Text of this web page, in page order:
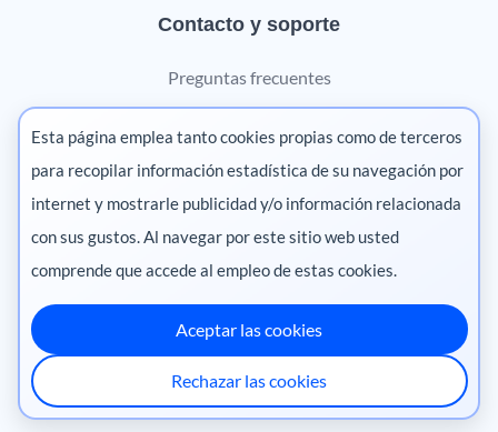
Contacto y soporte
Preguntas frecuentes
Contáctanos
Marketing digital
Pharma
México
·
Ecuador·Perú·
Centroamérica
Chile
Esta página emplea tanto cookies propias como de terceros
para recopilar información estadística de su navegación por
internet y mostrarle publicidad y/o información relacionada
con sus gustos. Al navegar por este sitio web usted
comprende que accede al empleo de estas cookies.
Aceptar las cookies
Rechazar las cookies